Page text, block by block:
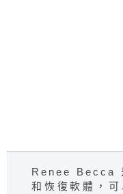
Renee Becca
和恢復軟體，